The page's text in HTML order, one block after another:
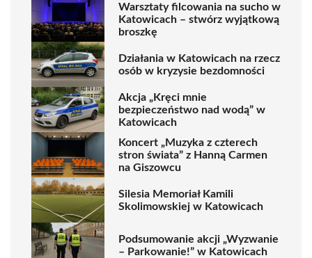
Warsztaty filcowania na sucho w
Katowicach – stwórz wyjątkową
broszkę
Działania w Katowicach na rzecz
osób w kryzysie bezdomności
Akcja „Kręci mnie
bezpieczeństwo nad wodą” w
Katowicach
Koncert „Muzyka z czterech
stron świata” z Hanną Carmen
na Giszowcu
Silesia Memoriał Kamili
Skolimowskiej w Katowicach
Podsumowanie akcji „Wyzwanie
– Parkowanie!” w Katowicach